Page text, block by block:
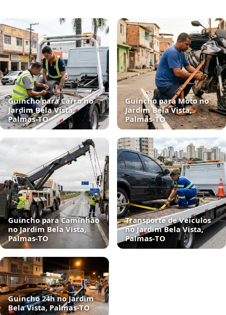
Guincho para Carro no
Jardim Bela Vista,
Palmas‑TO
Guincho para Moto no
Jardim Bela Vista,
Palmas‑TO
Guincho para Caminhão
no Jardim Bela Vista,
Palmas‑TO
Transporte de Veículos
no Jardim Bela Vista,
Palmas‑TO
Guincho 24h no Jardim
Bela Vista, Palmas‑TO